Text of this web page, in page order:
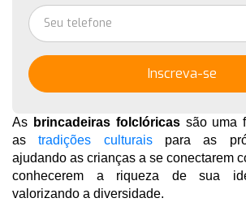
Inscreva-se
As brincadeiras folclóricas são uma
as tradições culturais para as
ajudando as crianças a se conectarem
conhecerem a riqueza de sua
valorizando a diversidade.